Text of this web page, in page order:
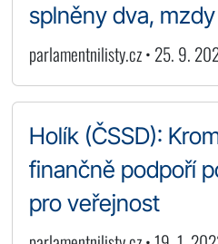
splněny dva,
parlamentnilisty.cz • 25. 9.
Holík (ČSSD):
finančně podpoří
pro veřejnost